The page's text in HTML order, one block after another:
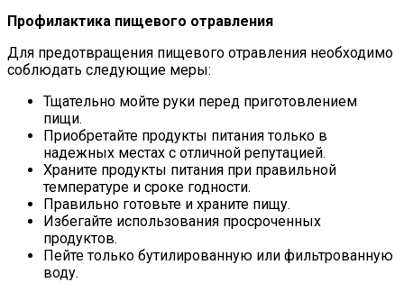
Профилактика пищевого отравления
Для предотвращения пищевого отравления необходимо
соблюдать следующие меры:
Тщательно мойте руки перед приготовлением
пищи.
Приобретайте продукты питания только в
надежных местах с отличной репутацией.
Храните продукты питания при правильной
температуре и сроке годности.
Правильно готовьте и храните пищу.
Избегайте использования просроченных
продуктов.
Пейте только бутилированную или фильтрованную
воду.